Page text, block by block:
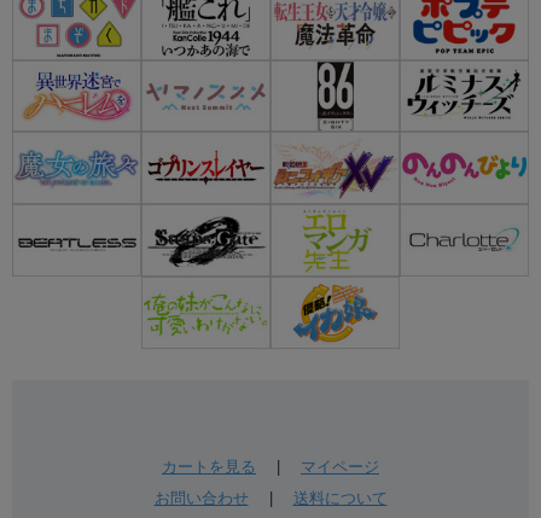
カートを見る
マイページ
お問い合わせ| 送料について